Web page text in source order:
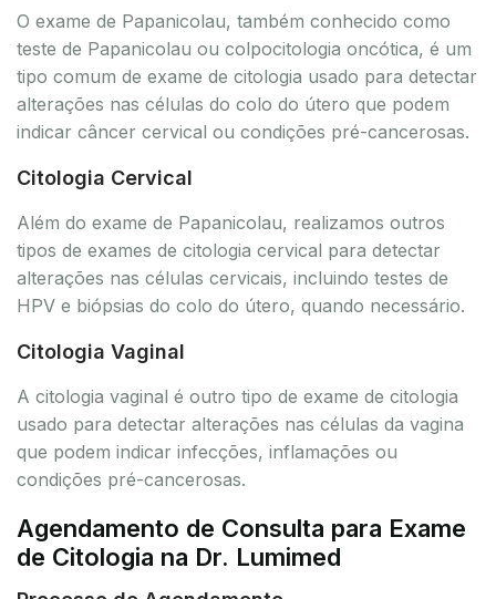
O exame de Papanicolau, também conhecido como
teste de Papanicolau ou colpocitologia oncótica, é um
tipo comum de exame de citologia usado para detectar
alterações nas células do colo do útero que podem
indicar câncer cervical ou condições pré-cancerosas.
Citologia Cervical
Além do exame de Papanicolau, realizamos outros
tipos de exames de citologia cervical para detectar
alterações nas células cervicais, incluindo testes de
HPV e biópsias do colo do útero, quando necessário.
Citologia Vaginal
A citologia vaginal é outro tipo de exame de citologia
usado para detectar alterações nas células da vagina
que podem indicar infecções, inflamações ou
condições pré-cancerosas.
Agendamento de Consulta para Exame
de Citologia na Dr. Lumimed